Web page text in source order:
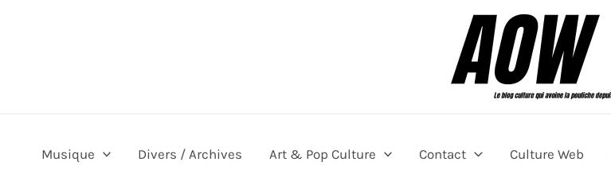
Musique Divers / Archives Art & Pop Culture Contact Culture Web